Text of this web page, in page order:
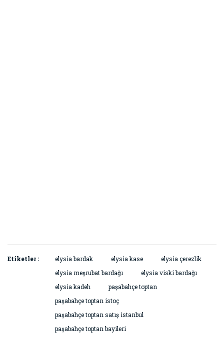
Etiketler : elysia bardak elysia kase
elysia çerezlik
elysia meşrubat bardağı
elysia viski bardağı
elysia kadeh
paşabahçe toptan
paşabahçe toptan istoç
paşabahçe toptan satış istanbul
paşabahçe toptan bayileri